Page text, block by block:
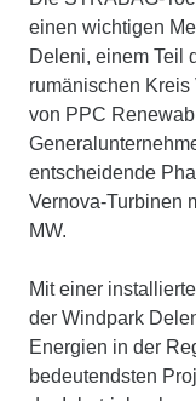
einen wichtigen
Deleni, einem Teil
rumänischen
von PPC
entscheidende
Vernova-Turbinen
MW.
Mit einer
der Windpark
Energien in der
bedeutendsten